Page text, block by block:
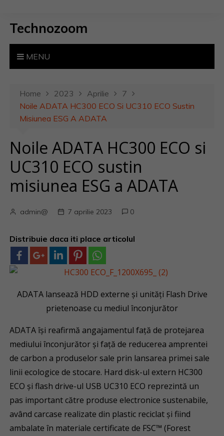
Technozoom
MENU
Home 2023 Aprilie
7
Noile ADATA HC300 ECO Si UC310 ECO Sustin
Misiunea ESG A ADATA
Noile ADATA HC300 ECO si
UC310 ECO sustin
misiunea ESG a ADATA
admin@ 7 aprilie 2023 0
Distribuie daca iti place articolul
ADATA lansează HDD externe și unități Flash Drive
prietenoase cu mediul înconjurător
ADATA își reafirmă angajamentul față de protejarea
mediului înconjurător și față de reducerea amprentei
de carbon a produselor sale prin lansarea primei sale
linii ecologice de stocare. Hard disk-ul extern HC300
ECO și flash drive-ul USB UC310 ECO reprezintă un
pas important către produse electronice sustenabile,
având carcase realizate din plastic reciclat și fiind
ambalate în materiale certificate de FSC™ (Forest